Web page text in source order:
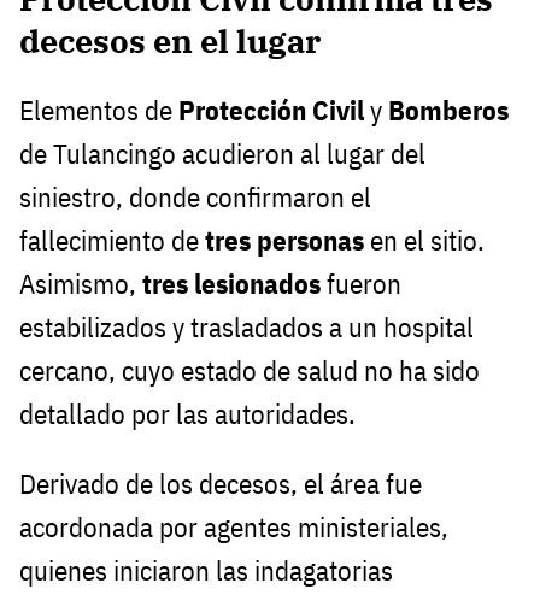
decesos en el lugar
Elementos de Protección Civily Bomberos
de Tulancingo acudieron al lugar del
siniestro, donde confirmaron el
fallecimiento detres personas en el sitio.
Asimismo, tres lesionadosfueron
estabilizados y trasladados a un hospital
cercano, cuyo estado de salud no ha sido
detallado por las autoridades.
Derivado de los decesos, el área fue
acordonada por agentes ministeriales,
quienes iniciaron las indagatorias